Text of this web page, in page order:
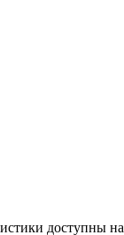
доступны на